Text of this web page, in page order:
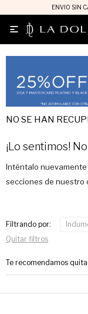
ENVIO SIN

NO SE HAN
¡Lo sentimos!
Inténtalo
secciones de nuestro
Filtrando por:
Quitar filtros
Te recomendamos